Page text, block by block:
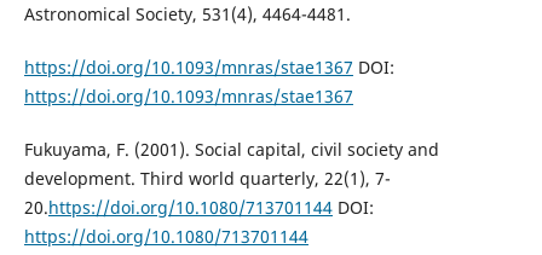
Astronomical Society, 531(4), 4464-4481.
https://doi.org/10.1093/mnras/stae1367 DOI:
https://doi.org/10.1093/mnras/stae1367
Fukuyama, F. (2001). Social capital, civil society and
development. Third world quarterly, 22(1), 7-
20.https://doi.org/10.1080/713701144DOI:
https://doi.org/10.1080/713701144